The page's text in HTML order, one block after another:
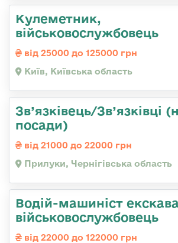
Кулеметник,
військовослужбовець
від 25000 до 125000 грн
Київ, Київська область
Зв’язківець/Зв’язківці
посади)
від 21000 до 22000 грн
Прилуки, Чернігівська область
Водій-машиніст
військовослужбовець
від 22000 до 122000 грн